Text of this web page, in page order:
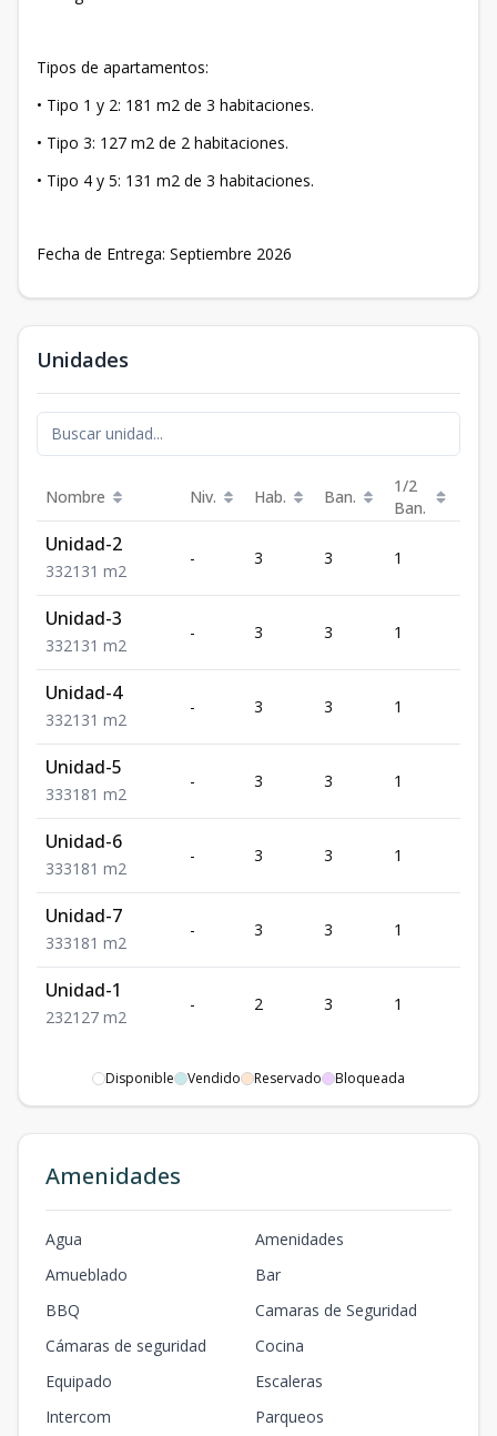
Tipos de apartamentos:
• Tipo 1 y 2: 181 m2 de 3 habitaciones.
• Tipo 3: 127 m2 de 2 habitaciones.
• Tipo 4 y 5: 131 m2 de 3 habitaciones.
Fecha de Entrega: Septiembre 2026
Unidades
Nombre Niv. Hab. Ban.
1/2
Ban.
Unidad-2
332131 m2
- 3 3 1
Unidad-3
332131 m2
- 3 3 1
Unidad-4
332131 m2
- 3 3 1
Unidad-5
333181 m2
- 3 3 1
Unidad-6
333181 m2
- 3 3 1
Unidad-7
333181 m2
- 3 3 1
Unidad-1
232127 m2
- 2 3 1
Disponible Vendido Reservado Bloqueada
Amenidades
Agua
Amenidades
Amueblado
Bar
BBQ
Camaras de Seguridad
Cámaras de seguridad
Cocina
Equipado
Escaleras
Intercom
Parqueos